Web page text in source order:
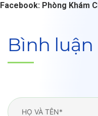
Facebook: Phòng Khám
Bình luận